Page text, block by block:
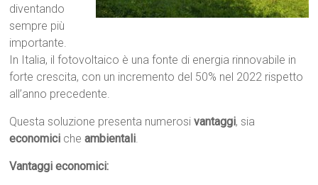
diventando
sempre più
importante.
In Italia, il fotovoltaico è una fonte di energia rinnovabile in
forte crescita, con un incremento del 50% nel 2022 rispetto
all’anno precedente.
Questa soluzione presenta numerosivantaggi, sia
economici cheambientali.
Vantaggi economici: